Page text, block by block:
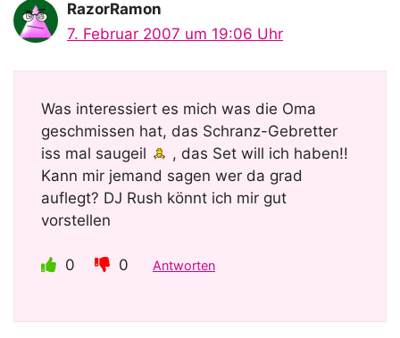
RazorRamon
7. Februar 2007 um 19:06 Uhr
Was interessiert es mich was die Oma
geschmissen hat, das Schranz-Gebretter
iss mal saugeil
, das Set will ich haben!!
Kann mir jemand sagen wer da grad
auflegt? DJ Rush könnt ich mir gut
vorstellen
0 0 Antworten